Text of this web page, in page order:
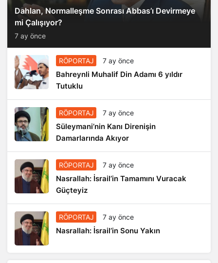
Dahlan, Normalleşme Sonrası Abbas’ı Devirmeye
mi Çalışıyor?
7 ay önce
RÖPORTAJ 7 ay önce
Bahreynli Muhalif Din Adamı 6 yıldır
Tutuklu
RÖPORTAJ 7 ay önce
Süleymani’nin Kanı Direnişin
Damarlarında Akıyor
RÖPORTAJ 7 ay önce
Nasrallah: İsrail’in Tamamını Vuracak
Güçteyiz
RÖPORTAJ 7 ay önce
Nasrallah: İsrail’in Sonu Yakın